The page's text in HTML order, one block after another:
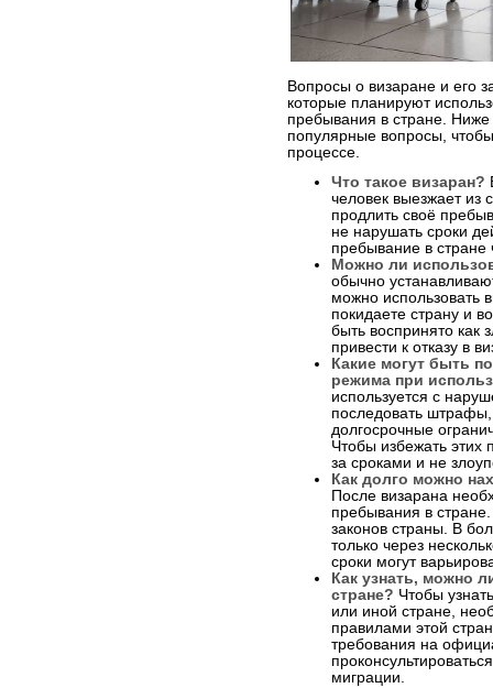
Вопросы о визаране и его
которые планируют
пребывания в стране.
популярные вопросы,
процессе.
Что такое визаран?
человек выезжает из
продлить своё
не нарушать сроки
пребывание в стране
Можно ли
обычно
можно использовать
покидаете страну и
быть воспринято как
привести к отказу в
Какие могут быть
режима при
используется с
последовать
долгосрочные
Чтобы избежать этих
за сроками и не
Как долго можно
После визарана
пребывания в
законов страны. В
только через
сроки могут
Как узнать, можно
стране? Чтобы
или иной стране,
правилами этой
требования на
миграции.